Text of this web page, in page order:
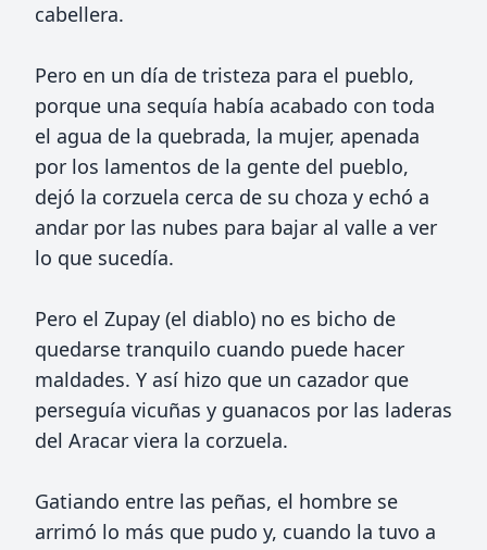
cabellera.
Pero en un día de tristeza para el pueblo,
porque una sequía había acabado con toda
el agua de la quebrada, la mujer, apenada
por los lamentos de la gente del pueblo,
dejó la corzuela cerca de su choza y echó a
andar por las nubes para bajar al valle a ver
lo que sucedía.
Pero el Zupay (el diablo) no es bicho de
quedarse tranquilo cuando puede hacer
maldades. Y así hizo que un cazador que
perseguía vicuñas y guanacos por las laderas
del Aracar viera la corzuela.
Gatiando entre las peñas, el hombre se
arrimó lo más que pudo y, cuando la tuvo a